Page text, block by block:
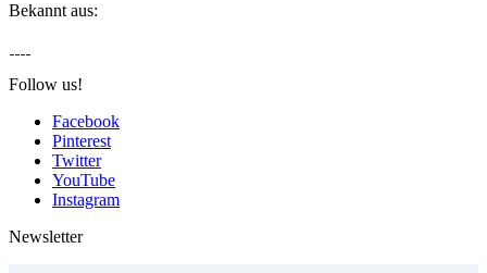
Bekannt aus:
Follow us!
Facebook
Pinterest
Twitter
YouTube
Instagram
Newsletter